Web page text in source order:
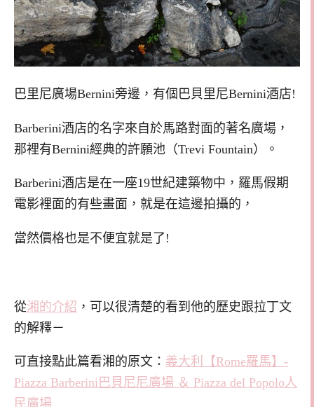
巴里尼廣場Bernini旁邊，有個巴貝里尼Bernini酒店!
Barberini酒店的名字來自於馬路對面的著名廣場，
那裡有Bernini經典的許願池（Trevi Fountain）。
Barberini酒店是在一座19世紀建築物中，羅馬假期
電影裡面的有些畫面，就是在這邊拍攝的，
當然價格也是不便宜就是了!
從湘的介紹 ，可以很清楚的看到他的歷史跟拉丁文
的解釋－
可直接點此篇看湘的原文： 義大利【Rome羅馬】-
Piazza Barberini巴貝尼尼廣場 ＆ Piazza del Popolo人
民廣場